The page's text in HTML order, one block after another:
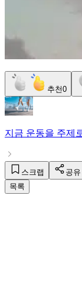
추천0
지금 운동을 주제
스크랩 공유
목록